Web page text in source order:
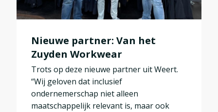
Nieuwe partner: Van het
Zuyden Workwear
Trots op deze nieuwe partner uit Weert.
“Wij geloven dat inclusief
ondernemerschap niet alleen
maatschappelijk relevant is, maar ook